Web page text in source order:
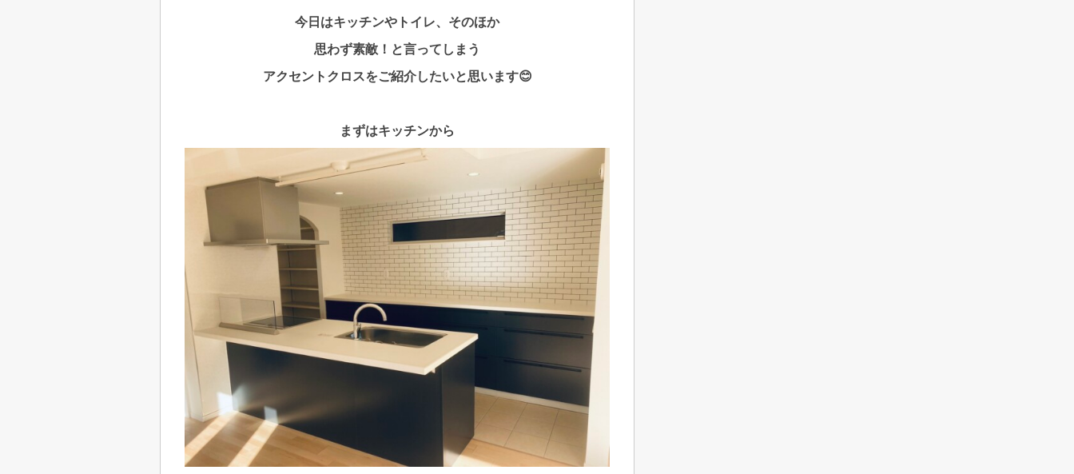
今日はキッチンやトイレ、そのほか
思わず素敵！と言ってしまう
アクセントクロスをご紹介したいと思います😊
まずはキッチンから